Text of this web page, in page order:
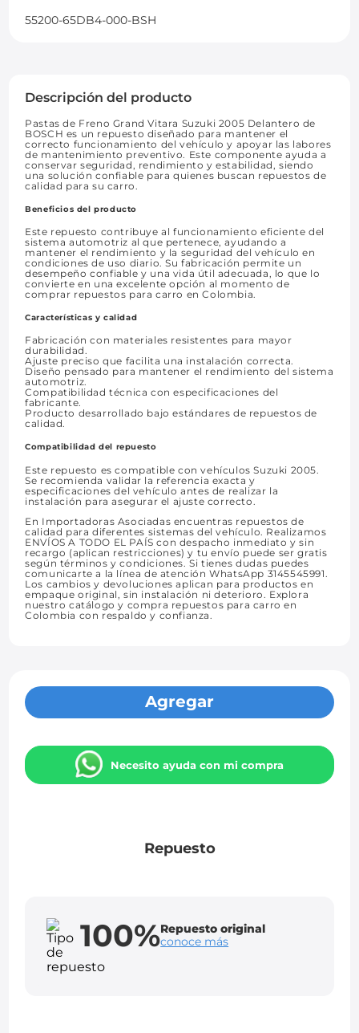
55200-65DB4-000-BSH
Descripción del producto
Pastas de Freno Grand Vitara Suzuki 2005 Delantero de
BOSCH es un repuesto diseñado para mantener el
correcto funcionamiento del vehículo y apoyar las labores
de mantenimiento preventivo. Este componente ayuda a
conservar seguridad, rendimiento y estabilidad, siendo
una solución confiable para quienes buscan repuestos de
calidad para su carro.
Beneficios del producto
Este repuesto contribuye al funcionamiento eficiente del
sistema automotriz al que pertenece, ayudando a
mantener el rendimiento y la seguridad del vehículo en
condiciones de uso diario. Su fabricación permite un
desempeño confiable y una vida útil adecuada, lo que lo
convierte en una excelente opción al momento de
comprar repuestos para carro en Colombia.
Características y calidad
Fabricación con materiales resistentes para mayor
durabilidad.
Ajuste preciso que facilita una instalación correcta.
Diseño pensado para mantener el rendimiento del sistema
automotriz.
Compatibilidad técnica con especificaciones del
fabricante.
Producto desarrollado bajo estándares de repuestos de
calidad.
Compatibilidad del repuesto
Este repuesto es compatible con vehículos Suzuki 2005.
Se recomienda validar la referencia exacta y
especificaciones del vehículo antes de realizar la
instalación para asegurar el ajuste correcto.
En Importadoras Asociadas encuentras repuestos de
calidad para diferentes sistemas del vehículo. Realizamos
ENVÍOS A TODO EL PAÍS con despacho inmediato y sin
recargo (aplican restricciones) y tu envío puede ser gratis
según términos y condiciones. Si tienes dudas puedes
comunicarte a la línea de atención WhatsApp 3145545991.
Los cambios y devoluciones aplican para productos en
empaque original, sin instalación ni deterioro. Explora
nuestro catálogo y compra repuestos para carro en
Colombia con respaldo y confianza.
Agregar
Necesito ayuda con mi compra
Repuesto
100%Repuesto original
conoce más